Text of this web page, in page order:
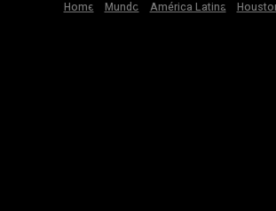
Home
Mundo América Latina